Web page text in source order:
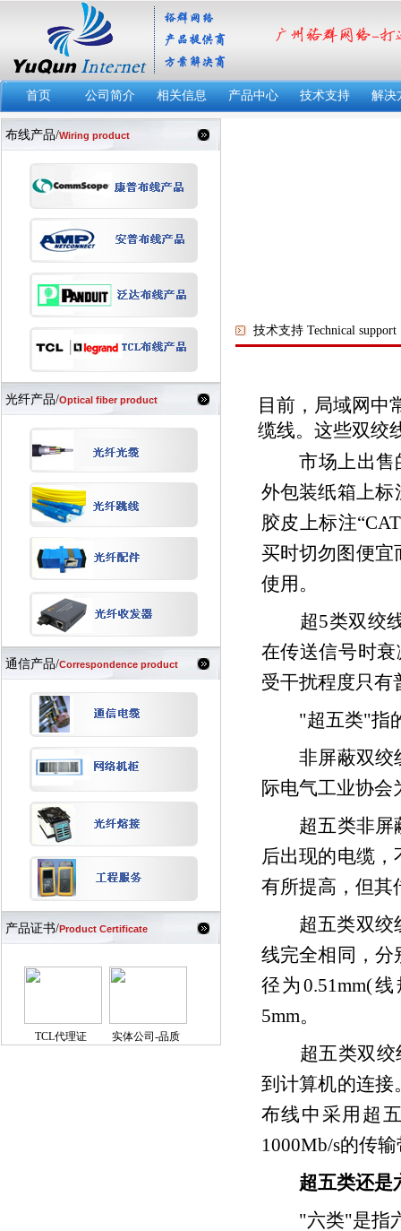
首页 公司简介 相关信息 产品中心 技术支持 解决
布线产品/Wiring product
光纤产品/Optical fiber product
通信产品/Correspondence product
产品证书/Product Certificate
TCL代理证 实体公司-品质
技术支持 Technical support
目前，局域网中
缆线。这些双绞
市场上出售的
外包装纸箱上标
胶皮上标注
买时切勿图便宜
使用。
超5类双绞线
在传送信号时
受干扰程度只有
"超五类"指的
非屏蔽双绞线
际电气工业协
超五类非屏蔽
后出现的电缆
有所提高，但其
超五类双绞线
线完全相同，分
径为0.51mm(
5mm。
超五类双绞线
到计算机的连接
布线中采用超
1000Mb/s的传
超五类还是
"六类"是指六